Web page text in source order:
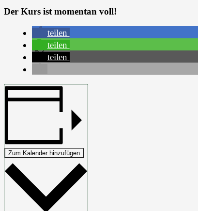
Der Kurs ist momentan voll!
teilen
teilen
teilen
Zum Kalender hinzufügen